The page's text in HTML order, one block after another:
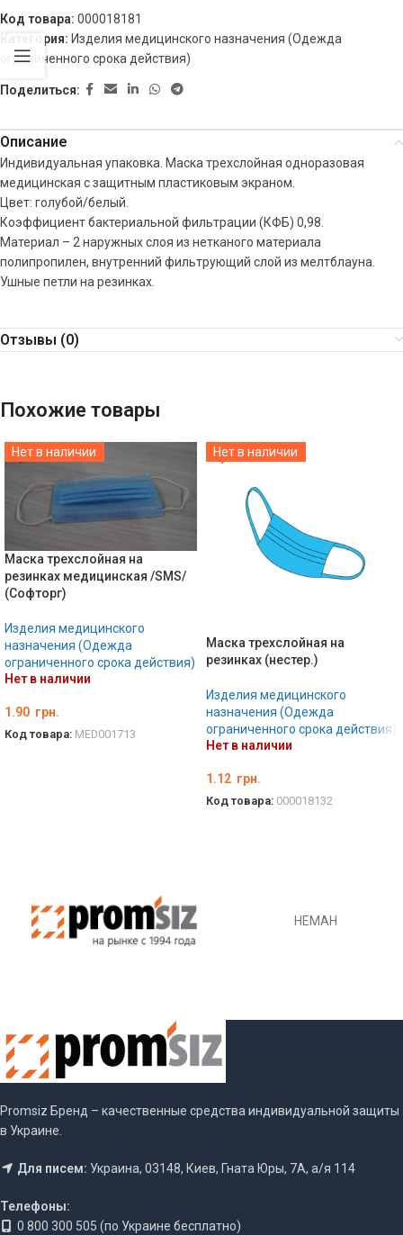
Код товара: 000018181
Категория: Изделия медицинского назначения (Одежда
ограниченного срока действия)
Поделиться:
Описание
Индивидуальная упаковка. Маска трехслойная одноразовая
медицинская с защитным пластиковым экраном.
Цвет: голубой/белый.
Коэффициент бактериальной фильтрации (КФБ) 0,98.
Материал – 2 наружных слоя из нетканого материала
полипропилен, внутренний фильтрующий слой из мелтблауна.
Ушные петли на резинках.
Отзывы (0)
Похожие товары
Нет в наличии
Маска трехслойная на
резинках медицинская /SMS/
(Софторг)
Изделия медицинского
назначения (Одежда
ограниченного срока действия)
Нет в наличии
1.90 грн.
Код товара: MED001713
Нет в наличии
Маска трехслойная на
резинках (нестер.)
Изделия медицинского
назначения (Одежда
ограниченного срока действия)
Нет в наличии
1.12 грн.
Код товара: 000018132
НЕМАН
Promsiz Бренд – качественные средства индивидуальной защиты
в Украине.
Для писем: Украина, 03148, Киев, Гната Юры, 7А, а/я 114
Телефоны:
0 800 300 505 (по Украине бесплатно)